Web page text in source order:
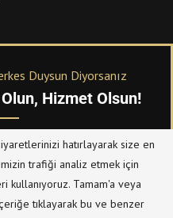
Duysun Diyorsanız
Hizmet Olsun!
üzerinden sitemize bağışta
hatırlayarak size en
trafiği analiz etmek için
Tamam'a veya
tıklayarak bu ve benzer